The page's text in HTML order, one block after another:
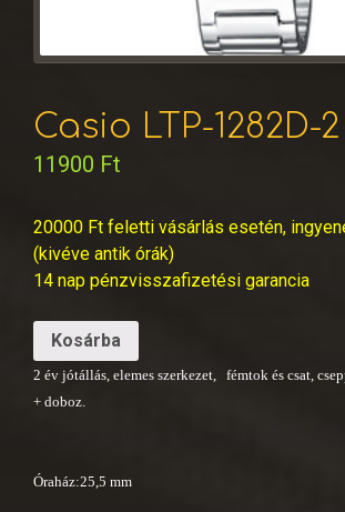
Casio LTP-1282D-2
11900 Ft
20000 Ft feletti vásárlás esetén,
(kivéve antik órák)
14 nap pénzvisszafizetési garancia
Kosárba
2 év jótállás, elemes szerkezet, fémtok és csat,
+ doboz.
Óraház:25,5 mm